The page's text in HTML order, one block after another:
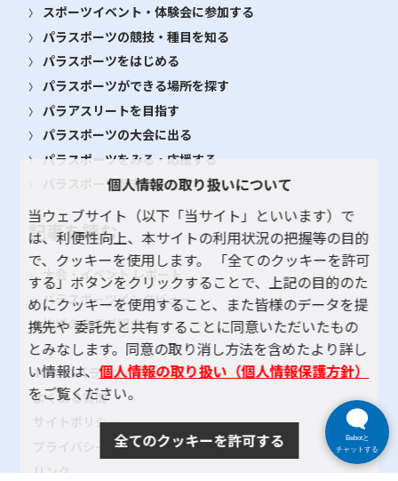
スポーツイベント・体験会に参加する
パラスポーツの競技・種目を知る
パラスポーツをはじめる
パラスポーツができる場所を探す
パラアスリートを目指す
パラスポーツの大会に出る
パラスポーツをみる・応援する
パラスポーツを支える・関わる
記事を読む
大会・イベント レポート
パラスポーツインタビュー
地域のクラブ紹介
TOKYOパラスポーツ・ナビとは
よくある質問
サイトポリシー
プライバシーポリシー
リンク
個人情報の取り扱いについて
当ウェブサイト（以下「当サイト」といいます）で
は、利便性向上、本サイトの利用状況の把握等の目的
で、クッキーを使用します。 「全てのクッキーを許可
する」ボタンをクリックすることで、上記の目的のた
めにクッキーを使用すること、また皆様のデータを提
携先や 委託先と共有することに同意いただいたもの
とみなします。同意の取り消し方法を含めたより詳し
い情報は、個人情報の取り扱い（個人情報保護方針）
をご覧ください。
全てのクッキーを許可する
Bebotと
チャットする